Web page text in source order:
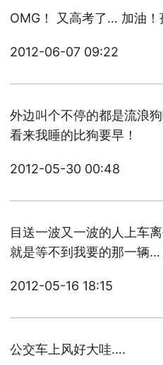
OMG！ 又高考了… 加油！
2012-06-07 09:22
外边叫个不停的都是流浪狗
看来我睡的比狗要早！
2012-05-30 00:48
目送一波又一波的人上车离
就是等不到我要的那一辆…
2012-05-16 18:15
公交车上风好大哇….